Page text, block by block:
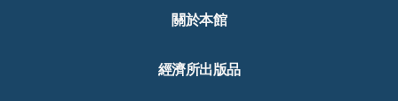
關於本館
經濟所出版品